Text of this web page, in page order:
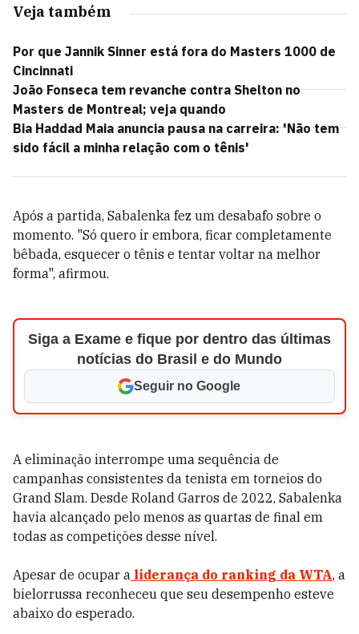
Veja também
Por que Jannik Sinner está fora do Masters 1000 de
Cincinnati
João Fonseca tem revanche contra Shelton no
Masters de Montreal; veja quando
Bia Haddad Maia anuncia pausa na carreira: 'Não tem
sido fácil a minha relação com o tênis'
Após a partida, Sabalenka fez um desabafo sobre o
momento. "Só quero ir embora, ficar completamente
bêbada, esquecer o tênis e tentar voltar na melhor
forma", afirmou.
Siga a Exame e fique por dentro das últimas
notícias do Brasil e do Mundo
Seguir no Google
A eliminação interrompe uma sequência de
campanhas consistentes da tenista em torneios do
Grand Slam. Desde Roland Garros de 2022, Sabalenka
havia alcançado pelo menos as quartas de final em
todas as competições desse nível.
Apesar de ocupar a liderança do ranking da WTA, a
bielorrussa reconheceu que seu desempenho esteve
abaixo do esperado.